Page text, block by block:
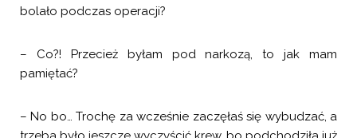
bolało podczas operacji?
– Co?! Przecież byłam pod narkozą, to jak mam
pamiętać?
– No bo… Trochę za wcześnie zaczęłaś się wybudzać, a